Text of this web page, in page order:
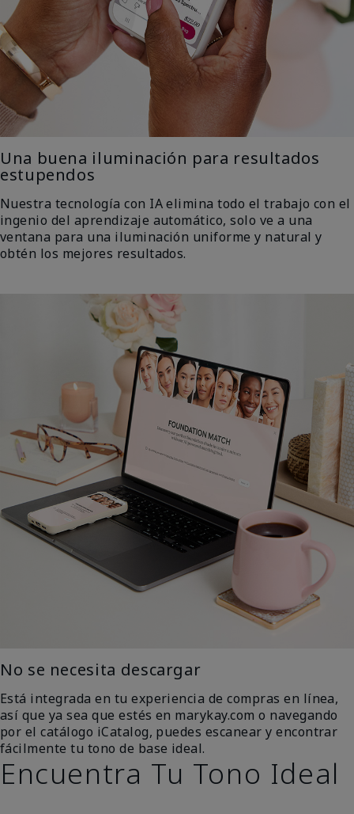
Una buena iluminación para resultados
estupendos
Nuestra tecnología con IA elimina todo el trabajo con el
ingenio del aprendizaje automático, solo ve a una
ventana para una iluminación uniforme y natural y
obtén los mejores resultados.
No se necesita descargar
Está integrada en tu experiencia de compras en línea,
así que ya sea que estés en marykay.com o navegando
por el catálogo iCatalog, puedes escanear y encontrar
fácilmente tu tono de base ideal.
Encuentra Tu Tono Ideal